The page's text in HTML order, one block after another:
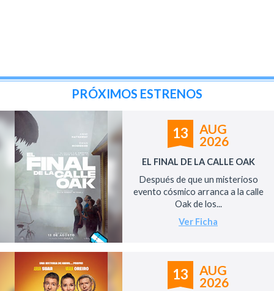
PRÓXIMOS ESTRENOS
13
AUG
2026
EL FINAL DE LA CALLE OAK
Después de que un misterioso
evento cósmico arranca a la calle
Oak de los...
Ver Ficha
13
AUG
2026